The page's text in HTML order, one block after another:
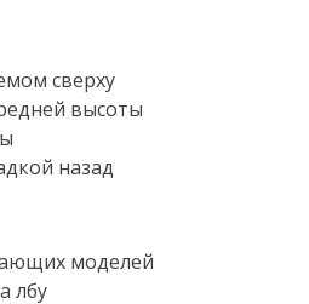
сверху
высоты
назад
моделей
лбу